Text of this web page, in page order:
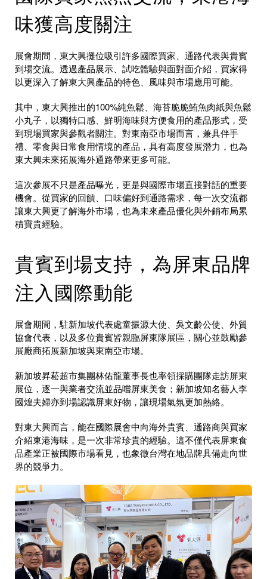
味獲高度關注
展會期間，東大興攤位吸引許多國際買家、通路代表與貴賓
到場交流。透過產品展示、試吃體驗與面對面介紹，買家得
以更深入了解東大興產品的特色、風味與市場應用可能。
其中，東大興推出的100%純魚鬆、海苔脆脆鮪魚肉紙與魚鬆
小丸子，以獨特口感、鮮明海味與方便食用的產品形式，受
到現場買家與參觀者關注。對東南亞市場而言，兼具伴手
禮、零食與日常食用情境的產品，具有高度發展潛力，也為
東大興未來拓展海外通路帶來更多可能。
這次參展不只是產品曝光，更是與國際市場直接對話的重要
機會。從買家的回饋、口味偏好到通路需求，每一次交流都
讓東大興更了解海外市場，也為未來產品優化與外銷布局累
積寶貴經驗。
貴賓到場支持，為屏東品牌
注入國際動能
展會期間，駐新加坡代表處童振源大使、吳文齡公使、外貿
協會代表，以及多位貴賓皆親臨屏東隊展區，關心並鼓勵參
展廠商拓展新加坡與東南亞市場。
新加坡昇菘超市集團林佑龍董事長也率領採購團隊走訪屏東
展位，逐一與業者交流並品嚐屏東美食；新加坡知名藝人李
國煌夫婦亦到場認識屏東好物，讓現場氣氛更加熱絡。
對東大興而言，能在國際展會中向海外貴賓、通路商與買家
介紹東港海味，是一次非常珍貴的經驗。這不僅代表屏東食
品產業正被國際市場看見，也象徵台灣在地品牌具備走向世
界的競爭力。